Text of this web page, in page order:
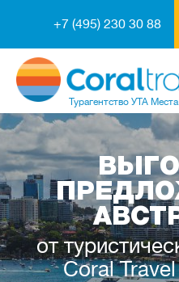
+7 (495) 230 30 88
Турагентство УТА
от
Coral